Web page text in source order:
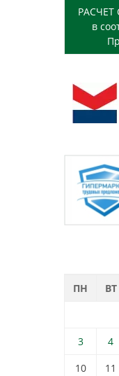
в
ПН ВТ
3
4
10
11